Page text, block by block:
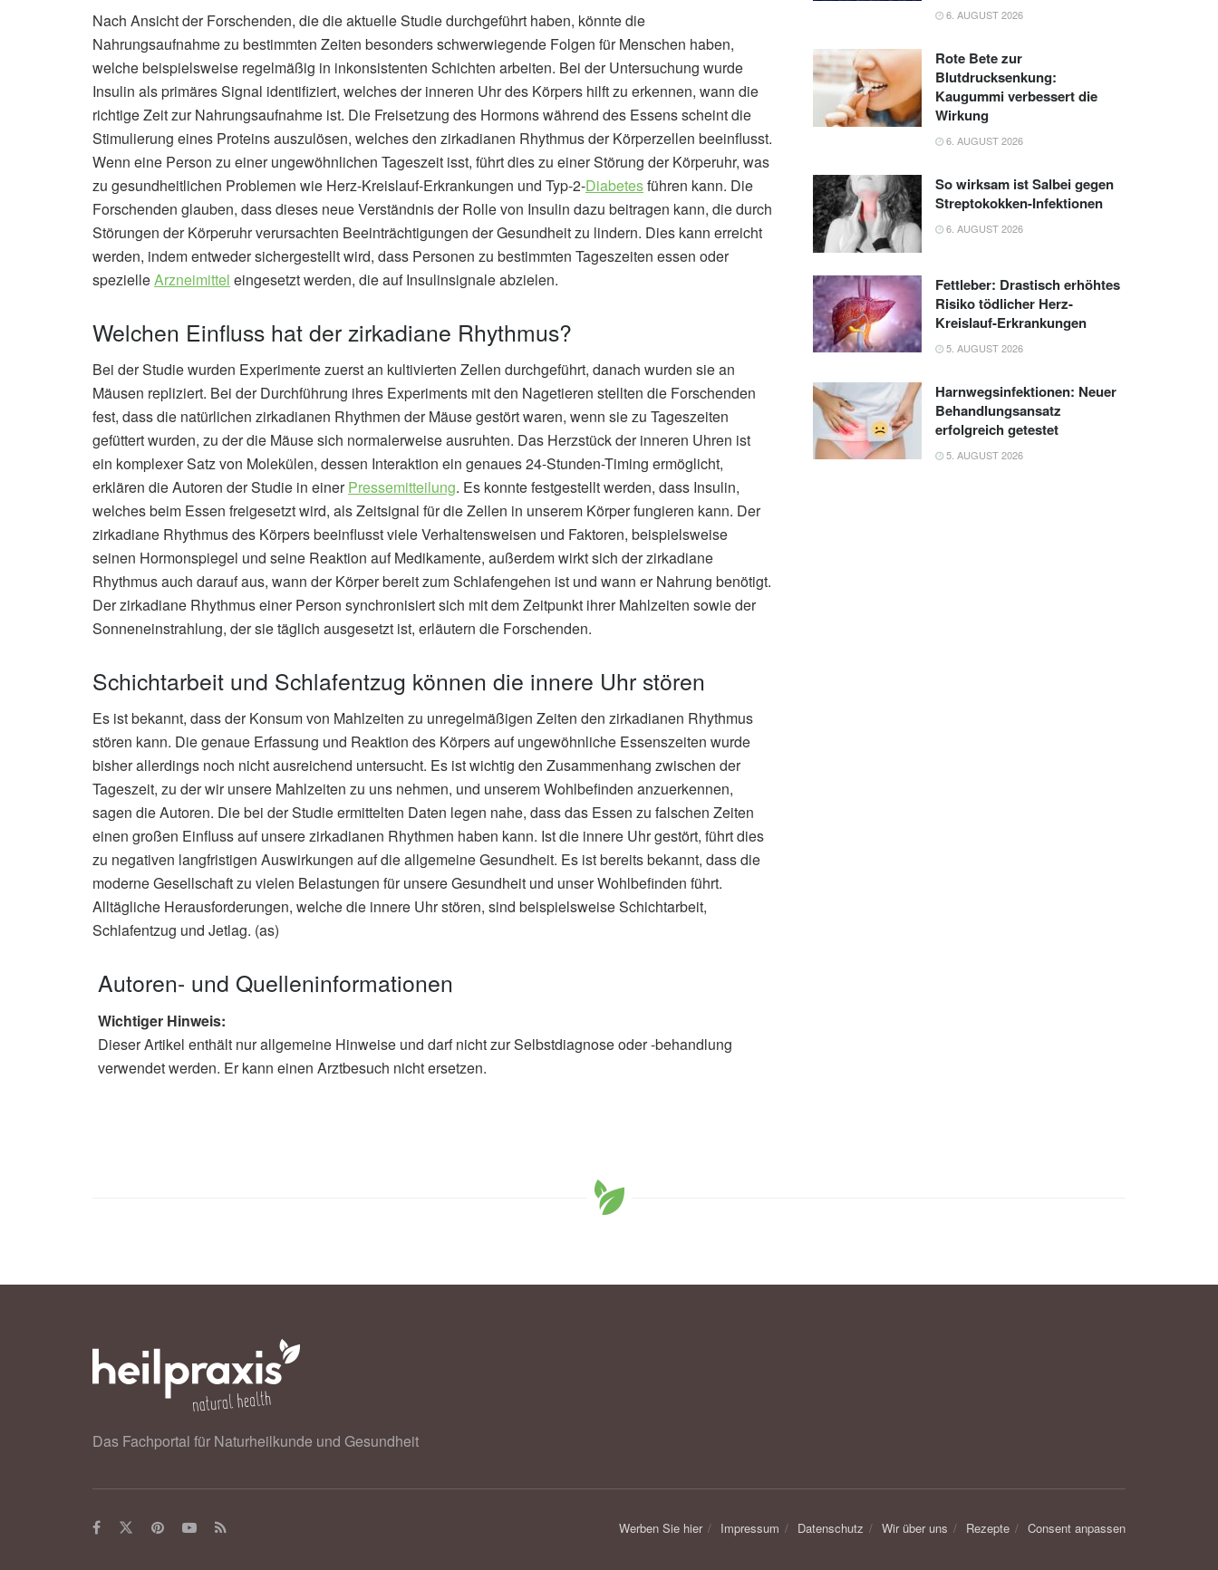
Nach Ansicht der Forschenden, die die aktuelle Studie durchgeführt haben, könnte die
Nahrungsaufnahme zu bestimmten Zeiten besonders schwerwiegende Folgen für Menschen haben,
welche beispielsweise regelmäßig in inkonsistenten Schichten arbeiten. Bei der Untersuchung wurde
Insulin als primäres Signal identifiziert, welches der inneren Uhr des Körpers hilft zu erkennen, wann die
richtige Zeit zur Nahrungsaufnahme ist. Die Freisetzung des Hormons während des Essens scheint die
Stimulierung eines Proteins auszulösen, welches den zirkadianen Rhythmus der Körperzellen beeinflusst.
Wenn eine Person zu einer ungewöhnlichen Tageszeit isst, führt dies zu einer Störung der Körperuhr, was
zu gesundheitlichen Problemen wie Herz-Kreislauf-Erkrankungen und Typ-2-Diabetesführen kann. Die
Forschenden glauben, dass dieses neue Verständnis der Rolle von Insulin dazu beitragen kann, die durch
Störungen der Körperuhr verursachten Beeinträchtigungen der Gesundheit zu lindern. Dies kann erreicht
werden, indem entweder sichergestellt wird, dass Personen zu bestimmten Tageszeiten essen oder
spezielleArzneimittel eingesetzt werden, die auf Insulinsignale abzielen.
Welchen Einfluss hat der zirkadiane Rhythmus?
Bei der Studie wurden Experimente zuerst an kultivierten Zellen durchgeführt, danach wurden sie an
Mäusen repliziert. Bei der Durchführung ihres Experiments mit den Nagetieren stellten die Forschenden
fest, dass die natürlichen zirkadianen Rhythmen der Mäuse gestört waren, wenn sie zu Tageszeiten
gefüttert wurden, zu der die Mäuse sich normalerweise ausruhten. Das Herzstück der inneren Uhren ist
ein komplexer Satz von Molekülen, dessen Interaktion ein genaues 24-Stunden-Timing ermöglicht,
erklären die Autoren der Studie in einerPressemitteilung. Es konnte festgestellt werden, dass Insulin,
welches beim Essen freigesetzt wird, als Zeitsignal für die Zellen in unserem Körper fungieren kann. Der
zirkadiane Rhythmus des Körpers beeinflusst viele Verhaltensweisen und Faktoren, beispielsweise
seinen Hormonspiegel und seine Reaktion auf Medikamente, außerdem wirkt sich der zirkadiane
Rhythmus auch darauf aus, wann der Körper bereit zum Schlafengehen ist und wann er Nahrung benötigt.
Der zirkadiane Rhythmus einer Person synchronisiert sich mit dem Zeitpunkt ihrer Mahlzeiten sowie der
Sonneneinstrahlung, der sie täglich ausgesetzt ist, erläutern die Forschenden.
Schichtarbeit und Schlafentzug können die innere Uhr stören
Es ist bekannt, dass der Konsum von Mahlzeiten zu unregelmäßigen Zeiten den zirkadianen Rhythmus
stören kann. Die genaue Erfassung und Reaktion des Körpers auf ungewöhnliche Essenszeiten wurde
bisher allerdings noch nicht ausreichend untersucht. Es ist wichtig den Zusammenhang zwischen der
Tageszeit, zu der wir unsere Mahlzeiten zu uns nehmen, und unserem Wohlbefinden anzuerkennen,
sagen die Autoren. Die bei der Studie ermittelten Daten legen nahe, dass das Essen zu falschen Zeiten
einen großen Einfluss auf unsere zirkadianen Rhythmen haben kann. Ist die innere Uhr gestört, führt dies
zu negativen langfristigen Auswirkungen auf die allgemeine Gesundheit. Es ist bereits bekannt, dass die
moderne Gesellschaft zu vielen Belastungen für unsere Gesundheit und unser Wohlbefinden führt.
Alltägliche Herausforderungen, welche die innere Uhr stören, sind beispielsweise Schichtarbeit,
Schlafentzug und Jetlag. (as)
Autoren- und Quelleninformationen
Wichtiger Hinweis:
Dieser Artikel enthält nur allgemeine Hinweise und darf nicht zur Selbstdiagnose oder -behandlung
verwendet werden. Er kann einen Arztbesuch nicht ersetzen.
6. AUGUST 2026
Rote Bete zur
Blutdrucksenkung:
Kaugummi verbessert die
Wirkung
6. AUGUST 2026
So wirksam ist Salbei gegen
Streptokokken-Infektionen
6. AUGUST 2026
Fettleber: Drastisch erhöhtes
Risiko tödlicher Herz-
Kreislauf-Erkrankungen
5. AUGUST 2026
Harnwegsinfektionen: Neuer
Behandlungsansatz
erfolgreich getestet
5. AUGUST 2026
Das Fachportal für Naturheilkunde und Gesundheit
Werben Sie hier Impressum Datenschutz Wir über uns Rezepte Consent anpassen